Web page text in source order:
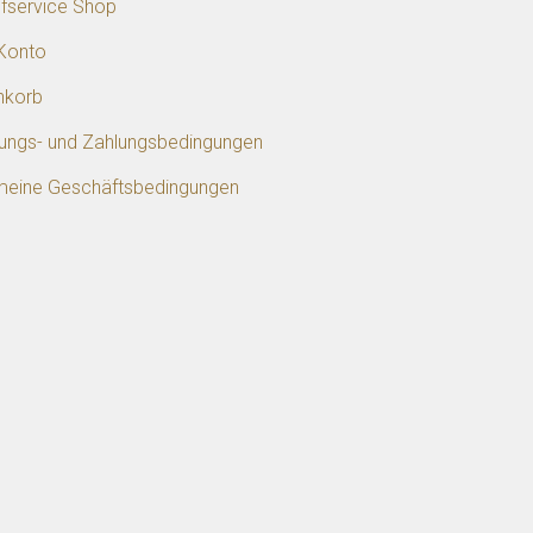
Shop
und Zahlungsbedingungen
Geschäftsbedingungen